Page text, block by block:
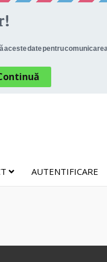
AUTENTIFICARE